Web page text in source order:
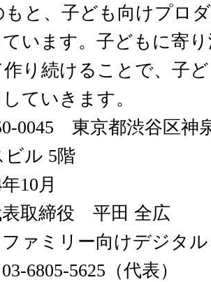
もと、子ども向けプロ
います。子どもに寄
作り続けることで、子
ていきます。
0045 東京都渋谷区神
ル 5階
10月
表取締役 平田 全広
ァミリー向けデジタ
6805-5625（代表）